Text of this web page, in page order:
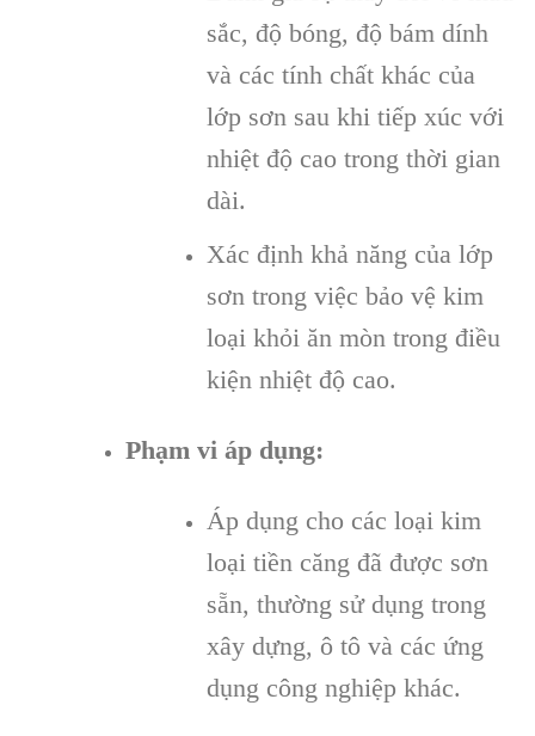
sắc, độ bóng, độ bám dính
và các tính chất khác của
lớp sơn sau khi tiếp xúc với
nhiệt độ cao trong thời gian
dài.
Xác định khả năng của lớp
sơn trong việc bảo vệ kim
loại khỏi ăn mòn trong điều
kiện nhiệt độ cao.
Phạm vi áp dụng:
Áp dụng cho các loại kim
loại tiền căng đã được sơn
sẵn, thường sử dụng trong
xây dựng, ô tô và các ứng
dụng công nghiệp khác.